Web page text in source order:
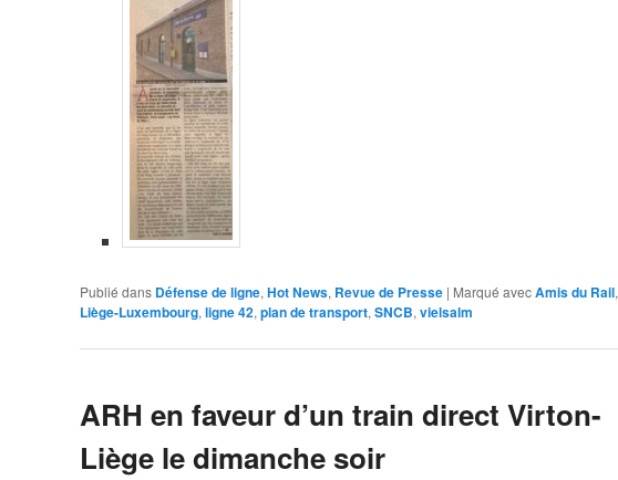
Publié dans Défense de ligne, Hot News, Revue de Presse | Marqué avecAmis du Rail,
Liège-Luxembourg, ligne 42, plan de transport, SNCB, vielsalm
ARH en faveur d’un train direct Virton-
Liège le dimanche soir